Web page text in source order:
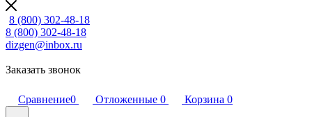
8 (800) 302-48-18
8 (800) 302-48-18
dizgen@inbox.ru
Заказать звонок
Сравнение0 Отложенные 0 Корзина 0